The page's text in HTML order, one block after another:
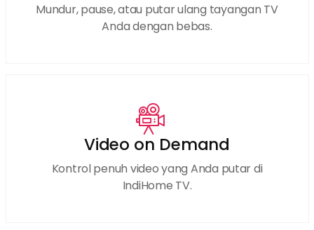
Mundur, pause, atau putar ulang tayangan TV
Anda dengan bebas.
Video on Demand
Kontrol penuh video yang Anda putar di
IndiHome TV.